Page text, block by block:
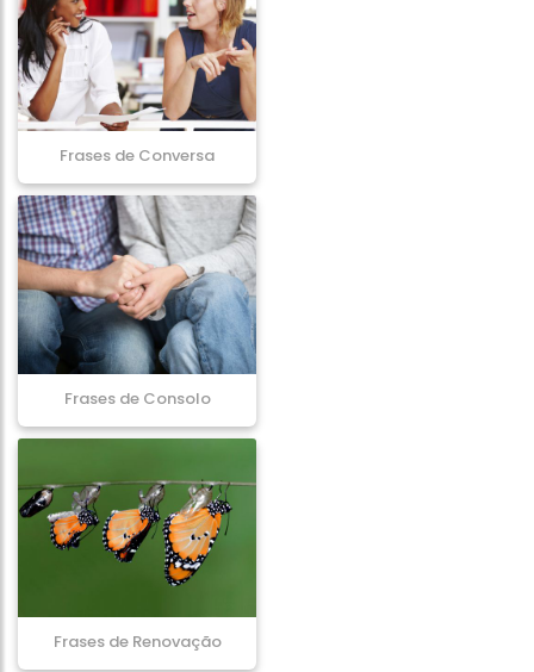
Frases de Conversa
Frases de Consolo
Frases de Renovação